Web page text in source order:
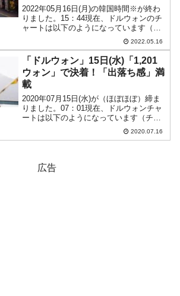
2022年05月16日(月)の韓国時間※が終わ
りました。15：44現在、ドルウォンのチ
ャートは以下のようになっています（チ
ャートは『Investing.com』より引用）。
陽転しました(笑)。ウォン安が進行してい
ます。現在のところ「1ドル＝...
2022.05.16
「ドルウォン」15日(水)「1,201
ウォン」で決着！「出落ち感」満
載
2020年07月15日(水)が（ほぼほぼ）締ま
りました。07：01現在、ドルウォンチャ
ートは以下のようになっています（チャ
ートは『Investing.com』より引用：以下
同）。陰線となりウォン高が進行しまし
2020.07.16
広告